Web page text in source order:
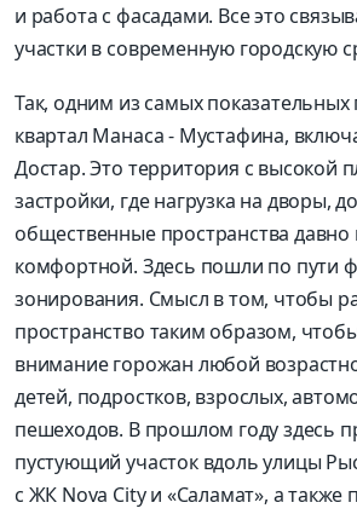
и работа с фасадами. Все это
участки в современную городскую
Так, одним из самых
квартал Манаса - Мустафина,
Достар. Это территория с высокой
застройки, где нагрузка на дворы,
общественные пространства
комфортной. Здесь пошли по пути
зонирования. Смысл в том, чтобы
пространство таким образом,
внимание горожан любой
детей, подростков, взрослых,
пешеходов. В прошлом году здесь
пустующий участок вдоль улицы
с ЖК Nova City и «Саламат», а также